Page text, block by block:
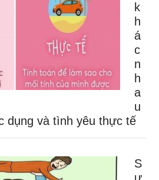
k
h
á
c
n
h
a
u
dụng và tình yêu thực tế
S